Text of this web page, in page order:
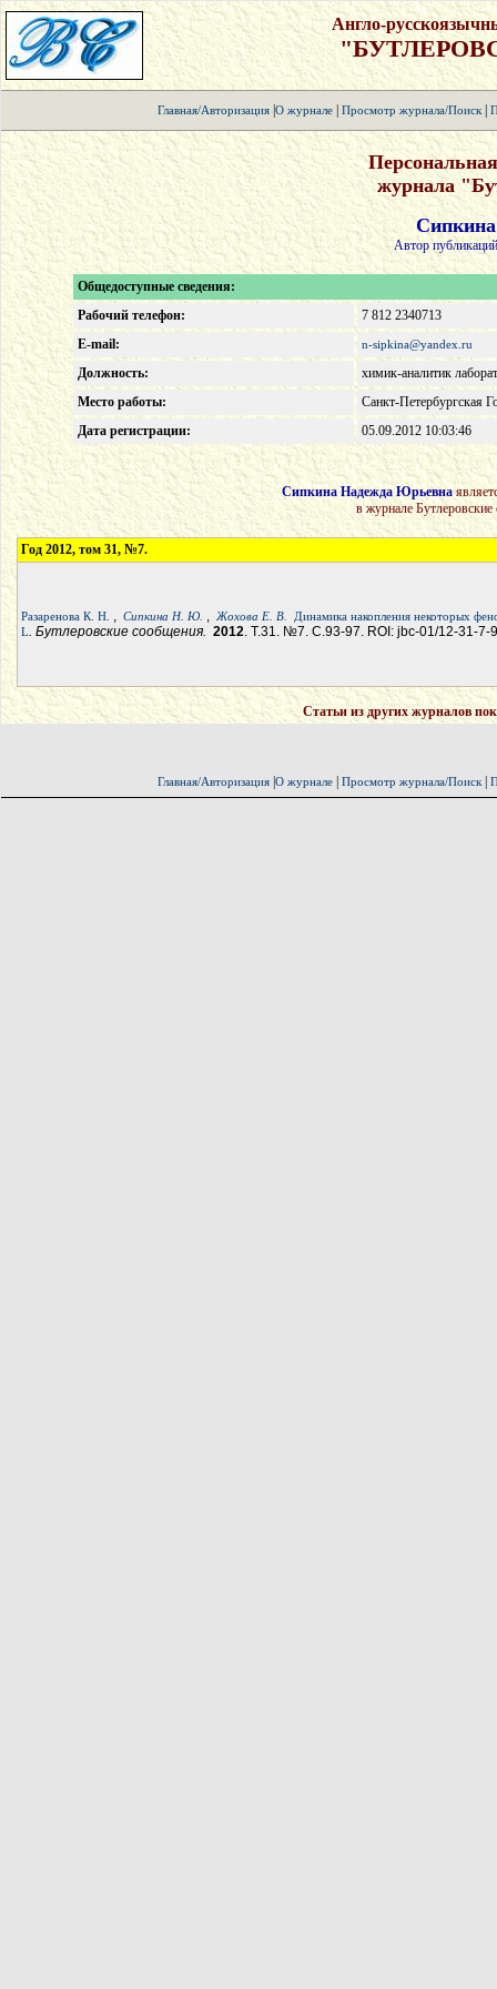
Англо-
Главная/Авторизация| О журнале| Просмотр журнала/Поиск|
журнала
Автор
Общедоступные сведения:
Рабочий телефон:
7 812 2340713
E-mail:
n-sipkina@yandex.ru
Должность:
химик-аналитик
Место работы:
Санкт-Петербургская
Дата регистрации:
05.09.2012 10:03:46
Сипкина Надежда Юрьевна
в журнале
Год 2012, том 31, №7.
Разаренова К. Н. , Сипкина Н. Ю. , Жохова Е. В.
Динамика накопления некоторых
L. Бутлеровские сообщения. 2012. Т.31. №7. С.93-97. ROI: jbc-01/12-31-7-
Статьи из других журналов
Главная/Авторизация| О журнале| Просмотр журнала/Поиск|